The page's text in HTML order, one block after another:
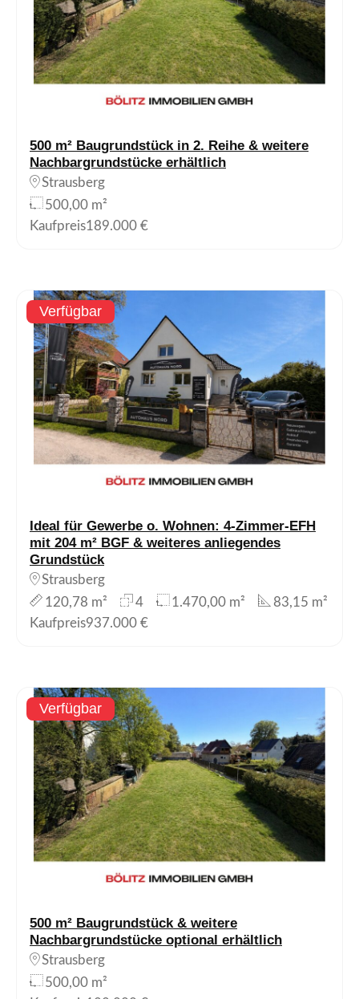
500 m² Baugrundstück in 2. Reihe & weitere
Nachbargrundstücke erhältlich
Strausberg
500,00 m²
Kaufpreis189.000 €
Verfügbar
Ideal für Gewerbe o. Wohnen: 4-Zimmer-EFH
mit 204 m² BGF & weiteres anliegendes
Grundstück
Strausberg
120,78 m²
4 1.470,00 m²
83,15 m²
Kaufpreis937.000 €
Verfügbar
500 m² Baugrundstück & weitere
Nachbargrundstücke optional erhältlich
Strausberg
500,00 m²